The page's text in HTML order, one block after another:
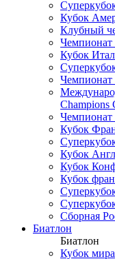
Кубок
Клубный
Кубок
Чемпионат
Champions
Кубок
Кубок
Кубок
Кубок
Сборная
Биатлон
Биатлон
Кубок мира